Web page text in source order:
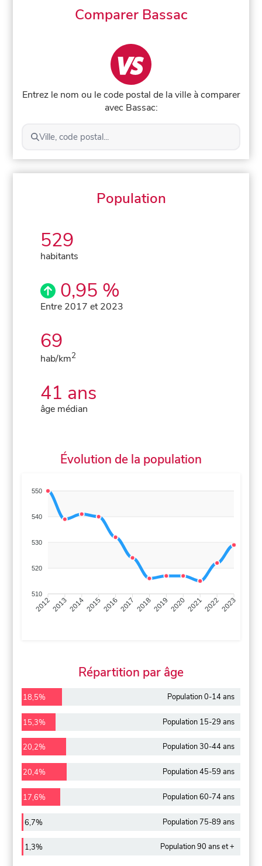
Comparer Bassac
Entrez le nom ou le code postal de la ville à comparer
avec Bassac:
Ville, code postal...
Population
529
habitants
0,95 %
Entre 2017 et 2023
69
hab/km2
41 ans
âge médian
Évolution de la population
550
540
530
520
510
201220132014201520162017 20182019 2020202120222023
Répartition par âge
18,5% Population 0-14 ans
15,3% Population 15-29 ans
20,2% Population 30-44 ans
20,4% Population 45-59 ans
17,6% Population 60-74 ans
6,7% Population 75-89 ans
1,3% Population 90 ans et +